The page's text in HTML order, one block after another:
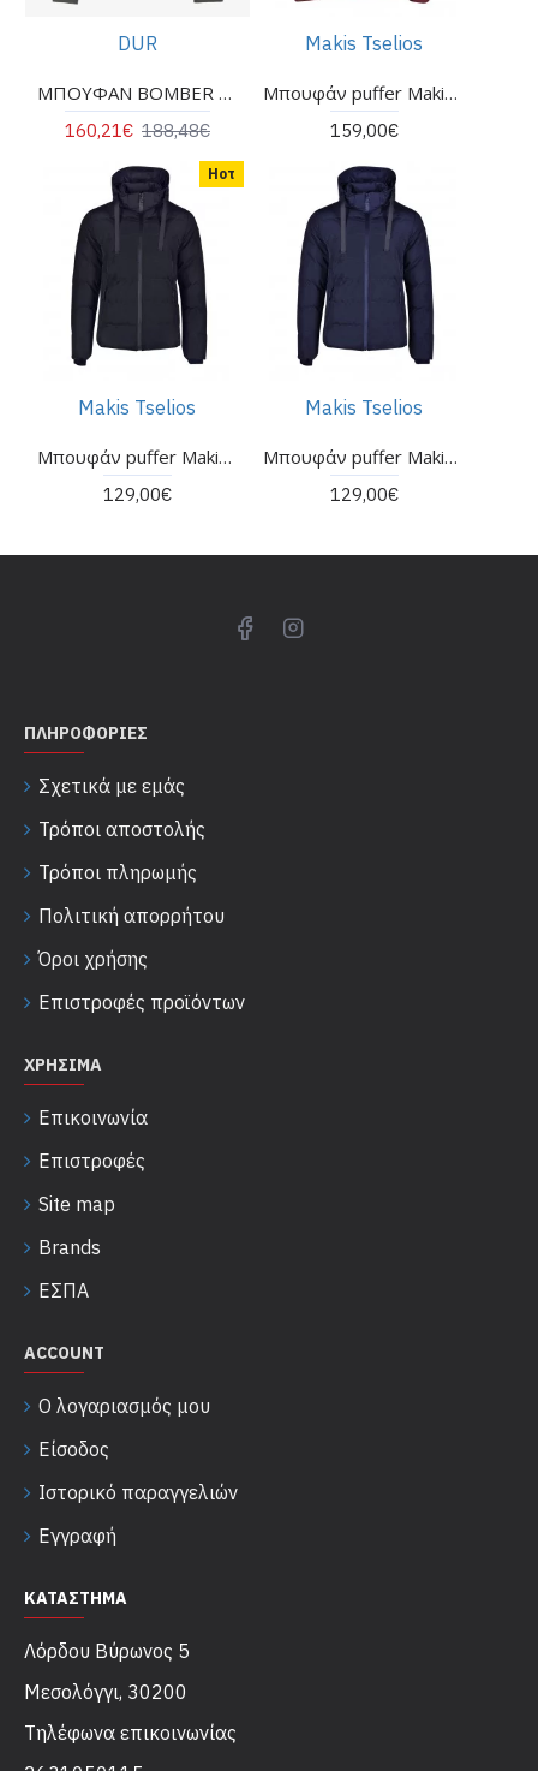
DUR
ΜΠΟΥΦΑΝ BOMBER ΣΕ ΚΑΝΟΝΙΚΗ ΓΡΑΜΜΗ ΧΑΚΊ
160,21€ 188,48€
Makis Tselios
Μπουφάν puffer Makis Tselios κόκκινο γυαλιστερό
159,00€
Ηοτ
Makis Tselios
Μπουφάν puffer Makis Tselios μαύρο
129,00€
Makis Tselios
Μπουφάν puffer Makis Tselios μπλε
129,00€
ΠΛΗΡΟΦΟΡΊΕΣ
Σχετικά με εμάς
Τρόποι αποστολής
Τρόποι πληρωμής
Πολιτική απορρήτου
Όροι χρήσης
Επιστροφές προϊόντων
ΧΡΉΣΙΜΑ
Επικοινωνία
Επιστροφές
Site map
Brands
ΕΣΠΑ
ACCOUNT
Ο λογαριασμός μου
Είσοδος
Ιστορικό παραγγελιών
Εγγραφή
ΚΑΤΑΣΤΗΜΑ
Λόρδου Βύρωνος 5
Μεσολόγγι, 30200
Τηλέφωνα επικοινωνίας